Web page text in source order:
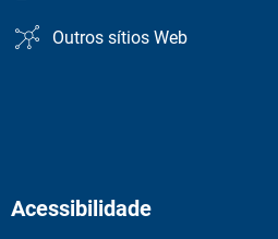
Outros sítios Web
Acessibilidade